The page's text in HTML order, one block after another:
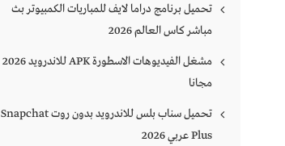
تحميل برنامج دراما لايف للمباريات الكمبيوتر بث
مباشر كاس العالم 2026
مشغل الفيديوهات الاسطورة APK للاندرويد 2026
مجانا
تحميل سناب بلس للاندرويد بدون روت Snapchat
Plus‏ عربي 2026